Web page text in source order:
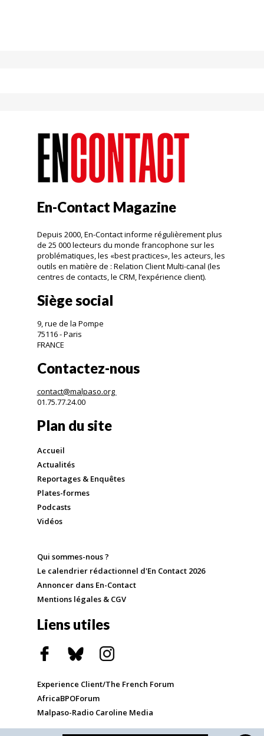
En-Contact Magazine
Depuis 2000, En-Contact informe régulièrement plus
de 25 000 lecteurs du monde francophone sur les
problématiques, les «best practices», les acteurs, les
outils en matière de : Relation Client Multi-canal (les
centres de contacts, le CRM, l’expérience client).
Siège social
9, rue de la Pompe
75116 - Paris
FRANCE
Contactez-nous
contact@malpaso.org
01.75.77.24.00
Plan du site
Accueil
Actualités
Reportages & Enquêtes
Plates-formes
Podcasts
Vidéos
Qui sommes-nous ?
Le calendrier rédactionnel d'En Contact 2026
Annoncer dans En-Contact
Mentions légales & CGV
Liens utiles
Experience Client/The French Forum
AfricaBPOForum
Malpaso-Radio Caroline Media